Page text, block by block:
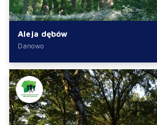
Aleja dębów
Danowo